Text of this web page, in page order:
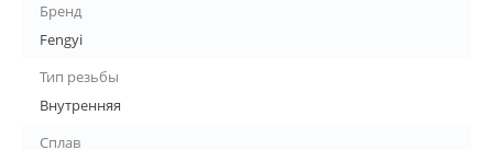
Бренд
Fengyi
Тип резьбы
Внутренняя
Сплав